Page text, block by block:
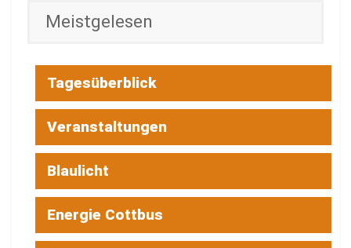
Meistgelesen
Tagesüberblick
Veranstaltungen
Blaulicht
Energie Cottbus